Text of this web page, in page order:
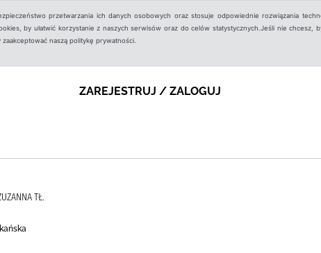
przetwarzania ich danych osobowych oraz stosuje odpowiednie rozwiązania
by ułatwić korzystanie z naszych serwisów oraz do celów statystycznych.Jeśli nie chcesz,
naszą politykę prywatności.
ZAREJESTRUJ / ZALOGUJ
TŁ.